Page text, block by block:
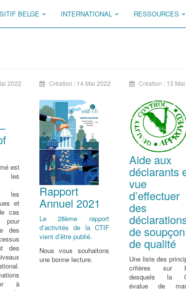
BELGE INTERNATIONAL RESSOURCES
2022
est
les
les
et
cas
pour
des
des
à
Création : 14 Mai 2022
Rapport
Annuel 2021
Le 28ème rapport
d’activités de la CTIF
vient d’être publié.
Nous vous souhaitons
une bonne lecture.
Création : 13
Aide aux
déclarants
vue
d’effectuer
des
de soupçon
de qualité
Une liste des
critères sur
desquels la
évalue de